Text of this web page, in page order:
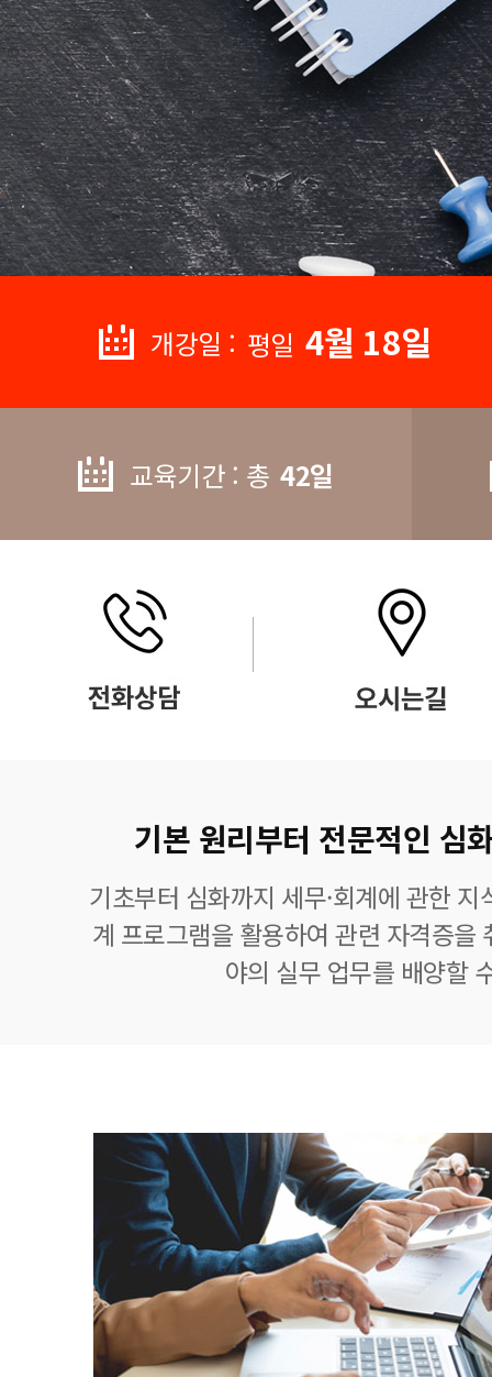
개강일 : 평일 4월 18일
교육기간 : 총 42일
기본 원리부터 전문적인 심
기초부터 심화까지 세무·회계에 관한
계 프로그램을 활용하여 관련 자격증을
야의 실무 업무를 배양할